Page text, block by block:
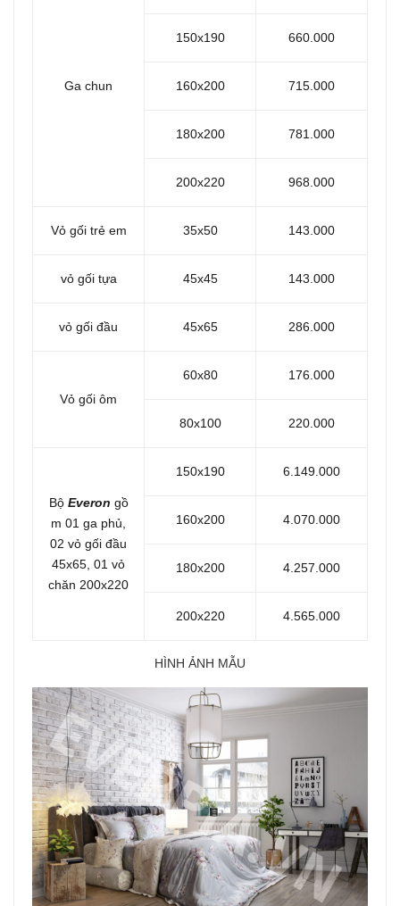
Ga chun
150x190 660.000
160x200 715.000
180x200 781.000
200x220 968.000
Vỏ gối trẻ em 35x50 143.000
vỏ gối tựa 45x45 143.000
vỏ gối đầu 45x65 286.000
Vỏ gối ôm
60x80 176.000
80x100 220.000
Bộ Everon gồ
m 01 ga phủ,
02 vỏ gối đầu
45x65, 01 vỏ
chăn 200x220
150x190 6.149.000
160x200 4.070.000
180x200 4.257.000
200x220 4.565.000
HÌNH ẢNH MẪU